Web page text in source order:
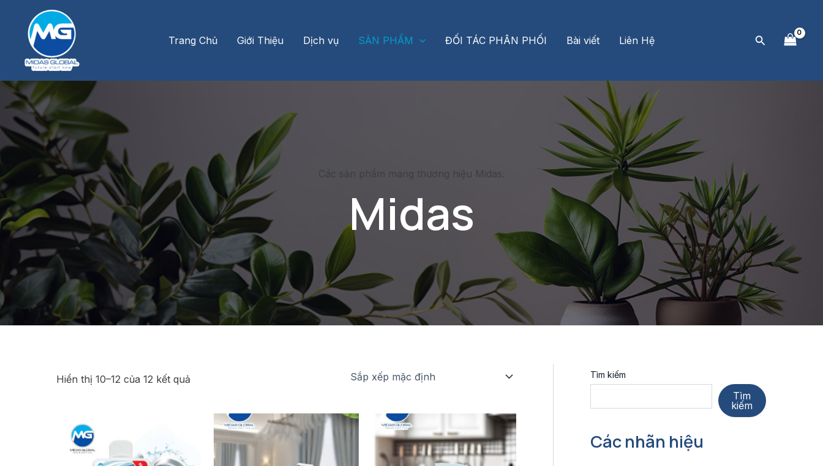
Trang Chủ Giới Thiệu Dịch vụ SẢN PHẨM ĐỐI TÁC PHÂN PHỐI Bài viết Liên Hệ
Tìm
Các sản phẩm mang thương hiệu Midas.
Midas
Hiển thị 10–12 của 12 kết quả Tìm kiếm
Tìm
kiếm
Các nhãn hiệu